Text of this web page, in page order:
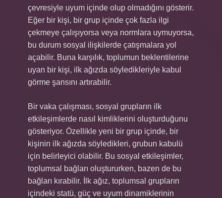
çevresiyle uyum içinde olup olmadığını gösterir.
Eğer bir kişi, bir grup içinde çok fazla ilgi
çekmeye çalışıyorsa veya normlara uymuyorsa,
bu durum sosyal ilişkilerde çatışmalara yol
açabilir. Buna karşılık, toplumun beklentilerine
uyan bir kişi, ilk ağızda söyledikleriyle kabul
görme şansını artırabilir.
Bir vaka çalışması, sosyal grupların ilk
etkileşimlerde nasıl kimliklerini oluşturduğunu
gösteriyor. Özellikle yeni bir grup içinde, bir
kişinin ilk ağızda söyledikleri, grubun kabulü
için belirleyici olabilir. Bu sosyal etkileşimler,
toplumsal bağları oluştururken, bazen de bu
bağları kırabilir. İlk ağız, toplumsal grupların
içindeki statü, güç ve uyum dinamiklerinin